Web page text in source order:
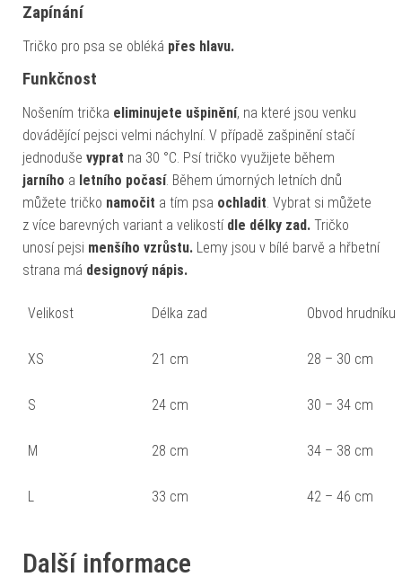
Zapínání
Tričko pro psa se obléká přes hlavu.
Funkčnost
Nošením trička eliminujete ušpinění, na které jsou venku
dovádějící pejsci velmi náchylní. V případě zašpinění stačí
jednoduše vyprat na 30 °C. Psí tričko využijete během
jarního a letního počasí. Během úmorných letních dnů
můžete tričko namočit a tím psa ochladit. Vybrat si můžete
z více barevných variant a velikostí dle délky zad. Tričko
unosí pejsi menšího vzrůstu. Lemy jsou v bílé barvě a hřbetní
strana má designový nápis.
Velikost Délka zad Obvod hrudníku
XS 21 cm 28 – 30 cm
S 24 cm 30 – 34 cm
M 28 cm 34 – 38 cm
L 33 cm 42 – 46 cm
Další informace